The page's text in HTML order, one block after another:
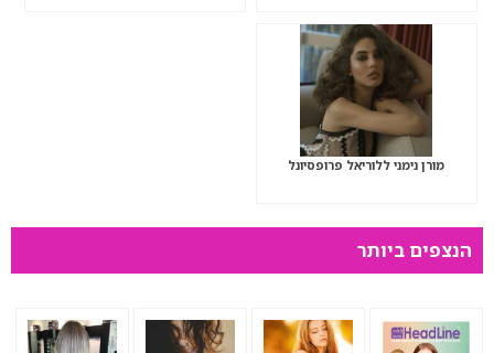
מורן נימני ללוריאל פרופסיונל
הנצפים ביותר